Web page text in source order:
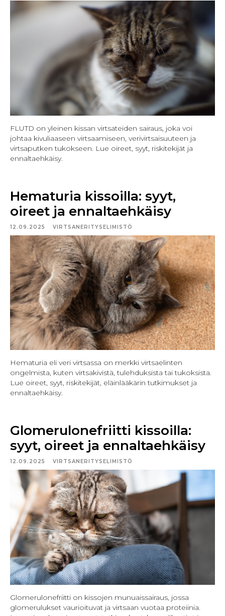
FLUTD on yleinen kissan virtsateiden sairaus, joka voi
johtaa kivuliaaseen virtsaamiseen, verivirtsaisuuteen ja
virtsaputken tukokseen. Lue oireet, syyt, riskitekijät ja
ennaltaehkäisy.
Hematuria kissoilla: syyt,
oireet ja ennaltaehkäisy
12.09.2025 VIRTSANERITYSELIMISTÖ
Hematuria eli veri virtsassa on merkki virtsaelinten
ongelmista, kuten virtsakivistä, tulehduksista tai tukoksista.
Lue oireet, syyt, riskitekijät, eläinlääkärin tutkimukset ja
ennaltaehkäisy.
Glomerulonefriitti kissoilla:
syyt, oireet ja ennaltaehkäisy
12.09.2025 VIRTSANERITYSELIMISTÖ
Glomerulonefriitti on kissojen munuaissairaus, jossa
glomerulukset vaurioituvat ja virtsaan vuotaa proteiinia.